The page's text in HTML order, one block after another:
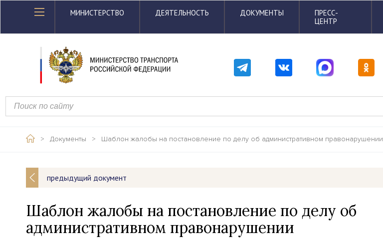
МИНИСТЕРСТВО ДЕЯТЕЛЬНОСТЬ ДОКУМЕНТЫ
ПРЕСС-
ЦЕНТР
> Документы > Шаблон жалобы на постановление по делу об административном правонарушении
предыдущий документ
Шаблон жалобы на постановление по делу об
административном правонарушении